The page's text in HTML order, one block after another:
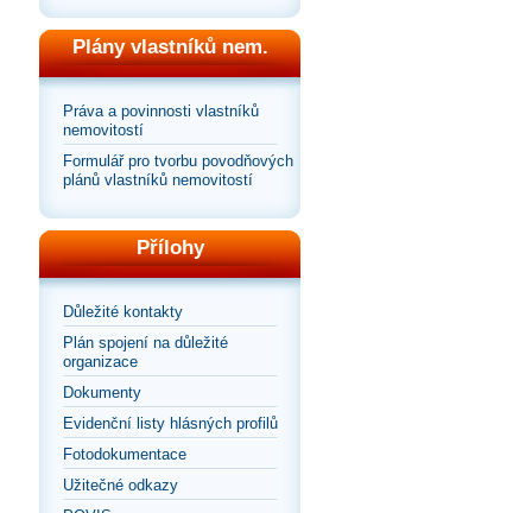
Plány vlastníků nem.
Práva a povinnosti vlastníků
nemovitostí
Formulář pro tvorbu povodňových
plánů vlastníků nemovitostí
Přílohy
Důležité kontakty
Plán spojení na důležité
organizace
Dokumenty
Evidenční listy hlásných profilů
Fotodokumentace
Užitečné odkazy